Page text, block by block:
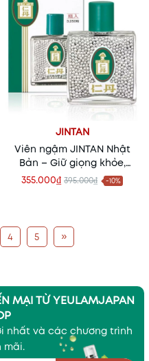
JINTAN
Viên ngậm JINTAN Nhật
Bản – Giữ giọng khỏe,
giảm khô họng, thơm
miệng tự nhiên
355.000₫ 395.000₫ -10%
4 5 »
MẠI TỪ YEULAMJAPAN
nhất và các chương trình
mãi.